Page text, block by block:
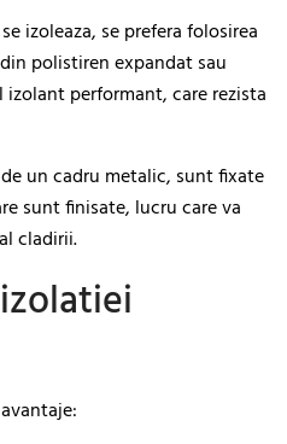
izoleaza, se prefera folosirea
polistiren expandat sau
performant, care rezista
un cadru metalic, sunt fixate
sunt finisate, lucru care va
cladirii.